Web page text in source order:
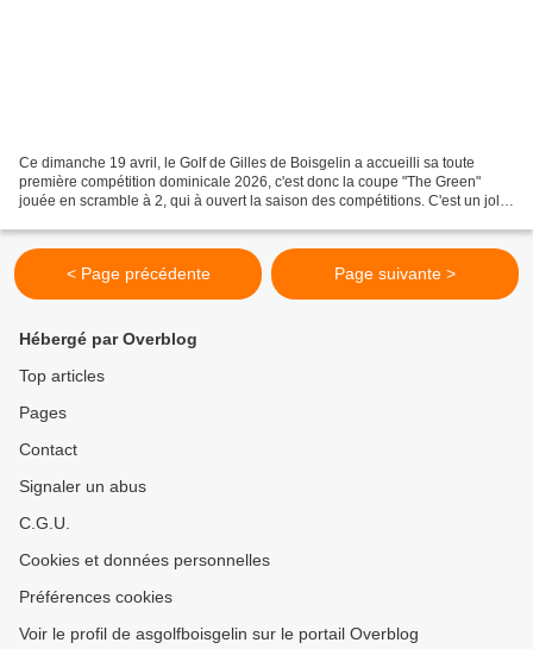
Ce dimanche 19 avril, le Golf de Gilles de Boisgelin a accueilli sa toute
première compétition dominicale 2026, c'est donc la coupe "The Green"
jouée en scramble à 2, qui à ouvert la saison des compétitions. C'est un joli
< Page précédente Page suivante >
Hébergé par Overblog
Top articles
Pages
Contact
Signaler un abus
C.G.U.
Cookies et données personnelles
Préférences cookies
Voir le profil de asgolfboisgelin sur le portail Overblog